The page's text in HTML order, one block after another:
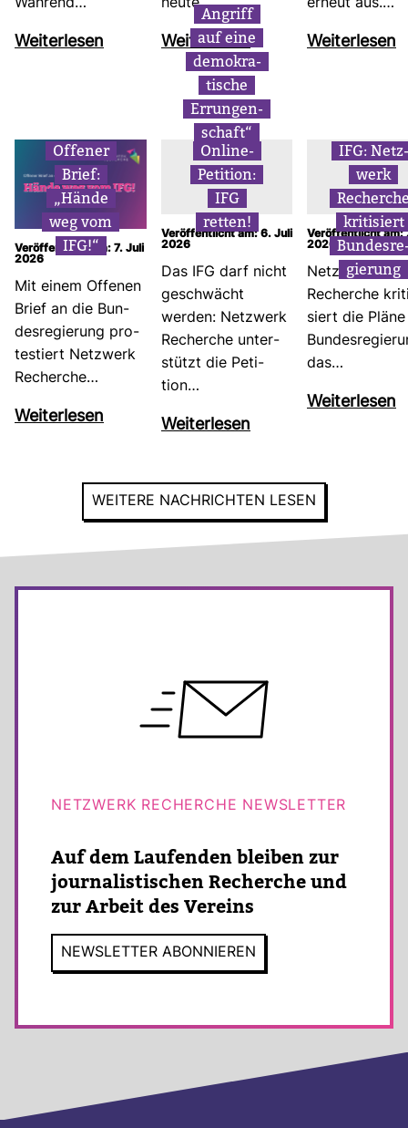
Wäh­rend…
Wei­ter­lesen
Angriff
auf eine
demo­kra­
ti­sche
Errun­gen­
schaft“
heute…
Wei­ter­lesen
erneut aus.…
Wei­ter­lesen
Offener
Brief:
„Hände
weg vom
IFG!“
Ver­öf­fent­licht am: 7. Juli
2026
Mit einem Offenen
Brief an die Bun­
des­re­gie­rung pro­
tes­tiert Netz­werk
Recherche…
Wei­ter­lesen
Online-​
Peti­tion:
IFG
retten!
Ver­öf­fent­licht am: 6. Juli
2026
Das IFG darf nicht
geschwächt
werden: Netz­werk
Recherche unter­
stützt die Peti­
tion…
Wei­ter­lesen
IFG: Netz­
werk
kri­ti­siert
gie­rung
Ver­öf­fent­licht am:
2026
Netz­werk
Recherche
siert die
das…
Wei­ter­lesen
WEI­TERE NACH­RICHTEN LESEN
NETZ­WERK RECHERCHE NEWS­LETTER
Auf dem Lau­fenden bleiben zur
jour­na­lis­ti­schen Recherche und
zur Arbeit des Ver­eins
NEWS­LETTER ABON­NIEREN